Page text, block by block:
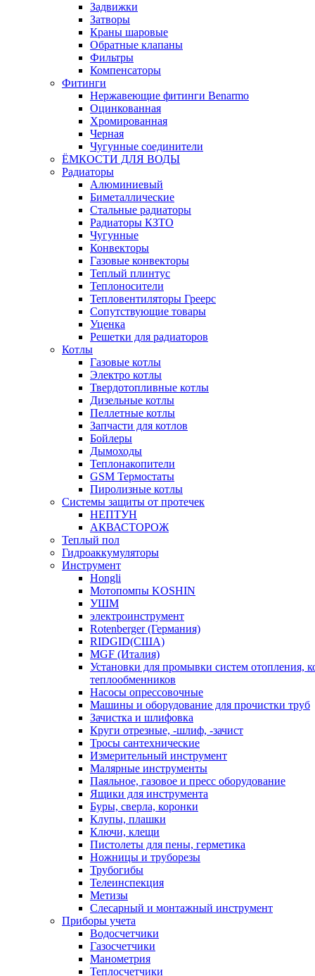
Задвижки
Затворы
Краны шаровые
Обратные клапаны
Фильтры
Компенсаторы
Фитинги
Нержавеющие фитинги Benarmo
Оцинкованная
Хромированная
Черная
Чугунные соединители
ЁМКОСТИ ДЛЯ ВОДЫ
Радиаторы
Алюминиевый
Биметаллические
Стальные радиаторы
Радиаторы КЗТО
Чугунные
Конвекторы
Газовые конвекторы
Теплый плинтус
Теплоносители
Тепловентиляторы Греерс
Сопутствующие товары
Уценка
Решетки для радиаторов
Котлы
Газовые котлы
Электро котлы
Твердотопливные котлы
Дизельные котлы
Пеллетные котлы
Запчасти для котлов
Бойлеры
Дымоходы
Теплонакопители
GSM Термостаты
Пиролизные котлы
Системы защиты от протечек
НЕПТУН
АКВАСТОРОЖ
Теплый пол
Гидроаккумуляторы
Инструмент
Hongli
Мотопомпы KOSHIN
УШМ
электроинструмент
Rotenberger (Германия)
RIDGID(США)
MGF (Италия)
Установки для промывки систем отопления,
теплообменников
Насосы опрессовочные
Машины и оборудование для прочистки труб
Зачистка и шлифовка
Круги отрезные, -шлиф, -зачист
Тросы сантехнические
Измерительный инструмент
Малярные инструменты
Паяльное, газовое и пресс оборудование
Ящики для инструмента
Буры, сверла, коронки
Клупы, плашки
Ключи, клещи
Пистолеты для пены, герметика
Ножницы и труборезы
Трубогибы
Телеинспекция
Метизы
Слесарный и монтажный инструмент
Приборы учета
Водосчетчики
Газосчетчики
Манометрия
Теплосчетчики